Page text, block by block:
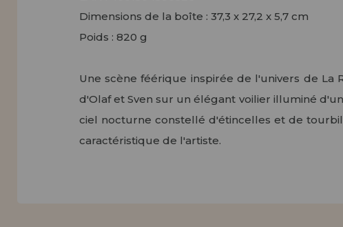
Dimensions de la boîte : 37,3 x 27,2 x 5,7 cm
Poids : 820 g
Une scène féérique inspirée de l'univers de La
d'Olaf et Sven sur un élégant voilier illuminé
ciel nocturne constellé d'étincelles et de
caractéristique de l'artiste.